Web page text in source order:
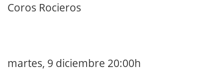
Coros Rocieros
martes, 9 diciembre 20:00h